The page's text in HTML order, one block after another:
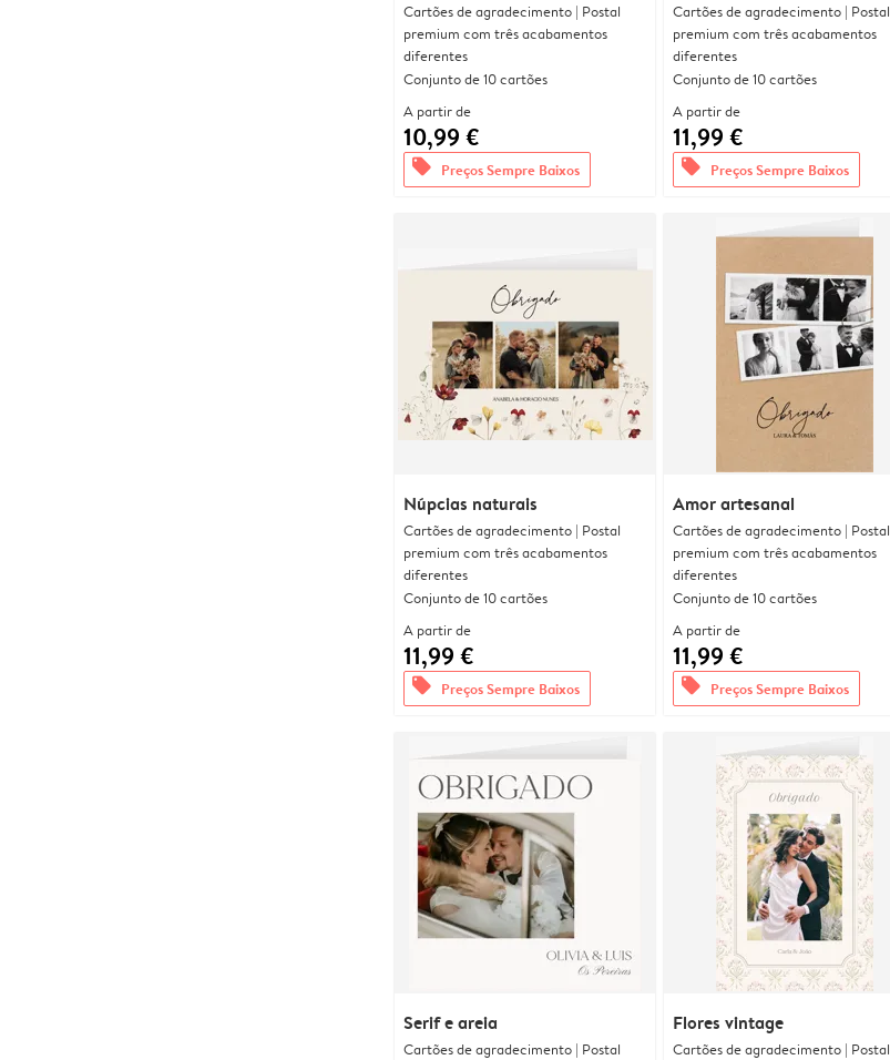
Cartões de agradecimento | Postal
premium com três acabamentos
diferentes
Conjunto de 10 cartões
A partir de
10,99 €
offers Preços Sempre Baixos
Cartões de agradecimento | Postal
premium com três acabamentos
diferentes
Conjunto de 10 cartões
A partir de
11,99 €
offers Preços Sempre Baixos
Núpcias naturais
Cartões de agradecimento | Postal
premium com três acabamentos
diferentes
Conjunto de 10 cartões
A partir de
11,99 €
offers Preços Sempre Baixos
Amor artesanal
Cartões de agradecimento | Postal
premium com três acabamentos
diferentes
Conjunto de 10 cartões
A partir de
11,99 €
offers Preços Sempre Baixos
Serif e areia
Cartões de agradecimento | Postal
Flores vintage
Cartões de agradecimento | Postal